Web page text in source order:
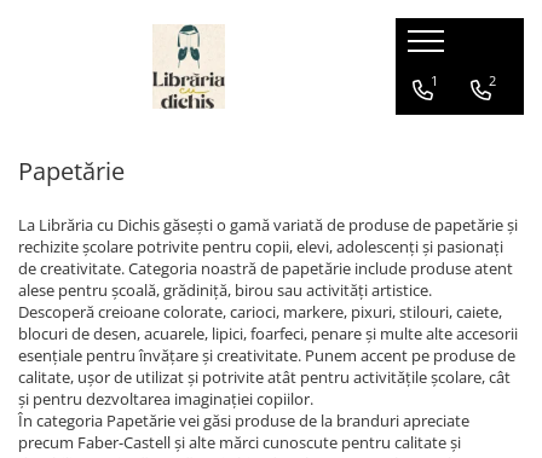
Numărători
Ascuțitori
Corectoare
Radiere
Birotică și organizare birou
Agrafe de birou
Benzi adezive
Capsatoare
Ghiozdane Ergonomice
Ghiozdane școală
Ghiozdane Clasa Pregătitoare
Ghiozdane Clasele I-IV
Ghiozdane Gimnaziu și Liceu
1 2
Papetărie
La Librăria cu Dichis găsești o gamă variată de produse de papetărie și
rechizite școlare potrivite pentru copii, elevi, adolescenți și pasionați
de creativitate. Categoria noastră de papetărie include produse atent
alese pentru școală, grădiniță, birou sau activități artistice.
Descoperă creioane colorate, carioci, markere, pixuri, stilouri, caiete,
blocuri de desen, acuarele, lipici, foarfeci, penare și multe alte accesorii
esențiale pentru învățare și creativitate. Punem accent pe produse de
calitate, ușor de utilizat și potrivite atât pentru activitățile școlare, cât
și pentru dezvoltarea imaginației copiilor.
În categoria Papetărie vei găsi produse de la branduri apreciate
precum Faber-Castell și alte mărci cunoscute pentru calitate și